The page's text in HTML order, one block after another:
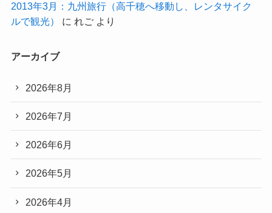
2013年3月：九州旅行（高千穂へ移動し、レンタサイク
ルで観光）
に れごより
アーカイブ
2026年8月
2026年7月
2026年6月
2026年5月
2026年4月